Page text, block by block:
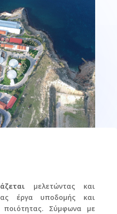
μελετώντας και
έργα υποδομής και
ποιότητας. Σύμφωνα με